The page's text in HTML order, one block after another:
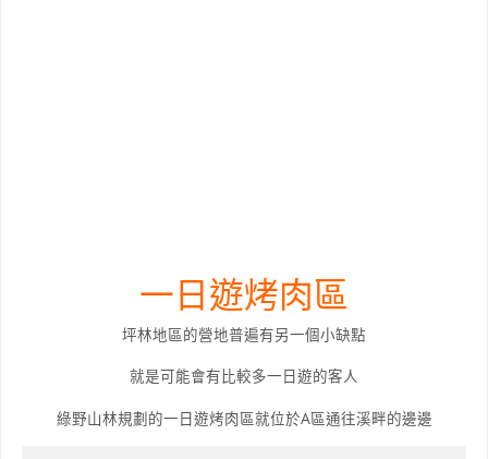
一日遊烤肉區
坪林地區的營地普遍有另一個小缺點
就是可能會有比較多一日遊的客人
綠野山林規劃的一日遊烤肉區就位於A區通往溪畔的邊邊